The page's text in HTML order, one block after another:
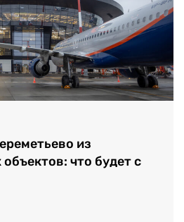
из
объектов: что будет с